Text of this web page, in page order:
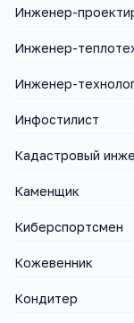
Инженер-
Инженер-
Инженер-
Инфостилист
Кадастровый
Каменщик
Киберспортсмен
Кожевенник
Кондитер